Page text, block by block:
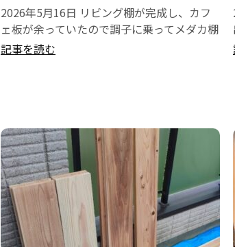
2026年5月16日 リビング棚が完成し、カフ
ェ板が余っていたので調子に乗ってメダカ棚
を作成しました。 今回はそ...
記事を読む